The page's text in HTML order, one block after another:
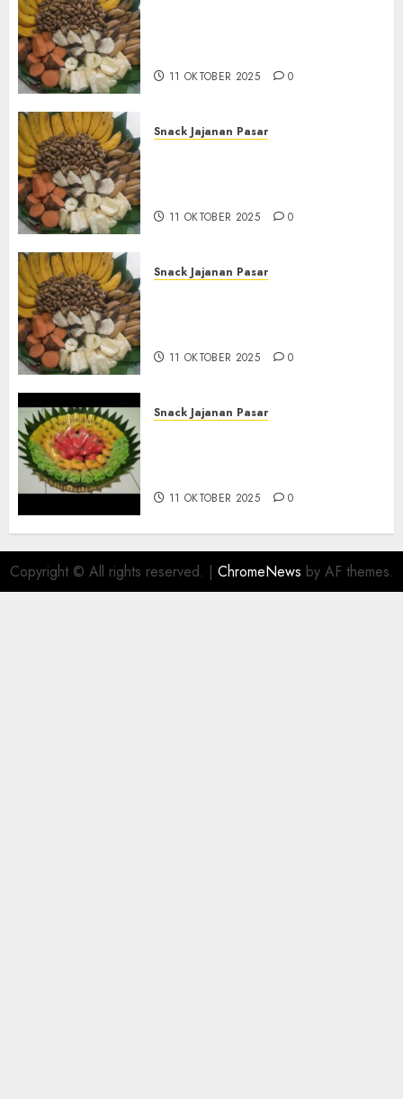
11 OKTOBER 2025 0
Snack Jajanan Pasar
11 OKTOBER 2025 0
Snack Jajanan Pasar
11 OKTOBER 2025 0
Snack Jajanan Pasar
11 OKTOBER 2025 0
Copyright © All rights reserved. | ChromeNews by AF themes.